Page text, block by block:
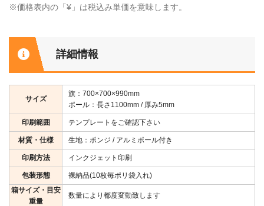
※価格表内の「¥」は税込み単価を意味します。
詳細情報
サイズ
旗：700×700×990mm
ポール：長さ1100mm / 厚み5mm
印刷範囲 テンプレートをご確認下さい
材質・仕様 生地：ポンジ / アルミポール付き
印刷方法 インクジェット印刷
包装形態
裸納品(10枚毎ポリ袋入れ)
箱サイズ・目安
重量
数量により都度変動致します